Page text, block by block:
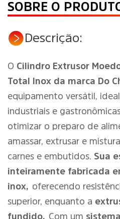
SOBRE O
Descrição:
O Cilindro Extrusor
Total Inox da marca Do
equipamento versátil,
industriais e
otimizar o preparo de
amassar, extrusar e
carnes e embutidos. Sua
inteiramente fabricada
inox, oferecendo
superior, enquanto a
fundido. Com um